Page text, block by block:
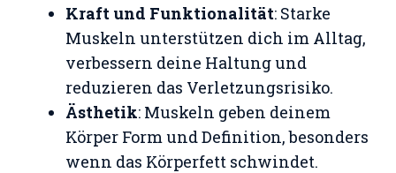
Kraft und Funktionalität: Starke
Muskeln unterstützen dich im Alltag,
verbessern deine Haltung und
reduzieren das Verletzungsrisiko.
Ästhetik: Muskeln geben deinem
Körper Form und Definition, besonders
wenn das Körperfett schwindet.